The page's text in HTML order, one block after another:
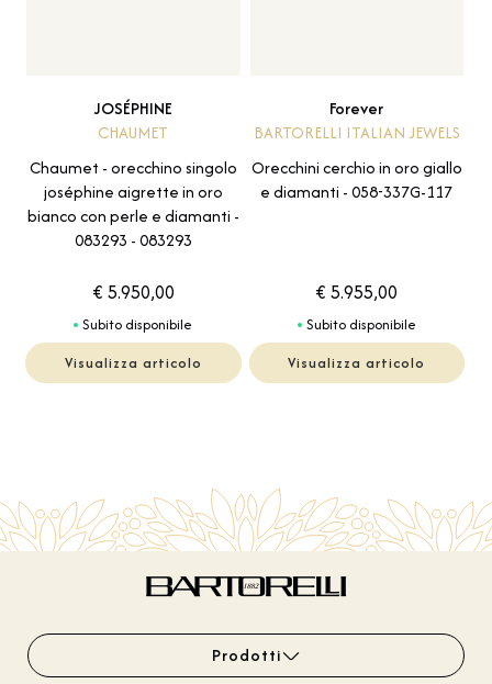
JOSÉPHINE
CHAUMET
Chaumet - orecchino singolo
joséphine aigrette in oro
bianco con perle e diamanti -
083293 - 083293
€ 5.950,00
Subito disponibile
Visualizza articolo
Forever
BARTORELLI ITALIAN JEWELS
Orecchini cerchio in oro giallo
e diamanti - 058-337G-117
€ 5.955,00
Subito disponibile
Visualizza articolo
Prodotti